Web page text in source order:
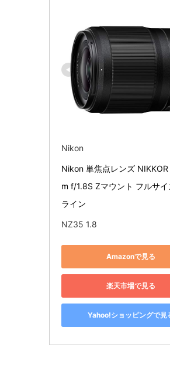
Nikon
Nikon 単焦点レンズ
m f/1.8S Zマウント フルサイ
ライン
NZ35 1.8
Amazonで見る
楽天市場で見る
Yahoo!ショッピングで見